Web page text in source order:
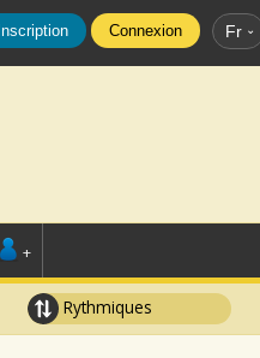
Inscription Connexion Fr
+
Rythmiques